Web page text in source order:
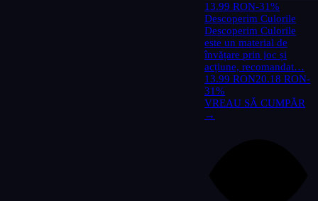
13.99 RON-31%
Descoperim Culorile
Descoperim Culorile
este un material de
învățare prin joc și
acțiune, recomandat…
13.99 RON20.18 RON-
31%
VREAU SĂ CUMPĂR
→